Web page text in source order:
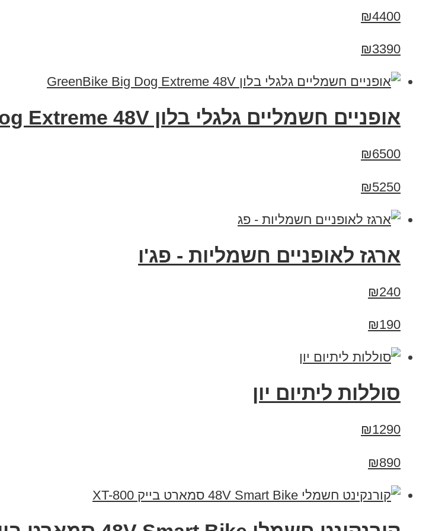
₪4400
₪3390
אופניים חשמליים גלגלי בלון GreenBike Big Dog Extreme 48V
₪6500
₪5250
ארגז לאופניים חשמליות - פג'ו
₪240
₪190
סוללות ליתיום יון
₪1290
₪890